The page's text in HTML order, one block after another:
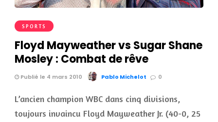
SPORTS
Floyd Mayweather vs Sugar Shane
Mosley : Combat de rêve
Publié le 4 mars 2010 Pablo Michelot 0
L’ancien champion WBC dans cinq divisions,
toujours invaincu Floyd Mayweather Jr. (40-0, 25